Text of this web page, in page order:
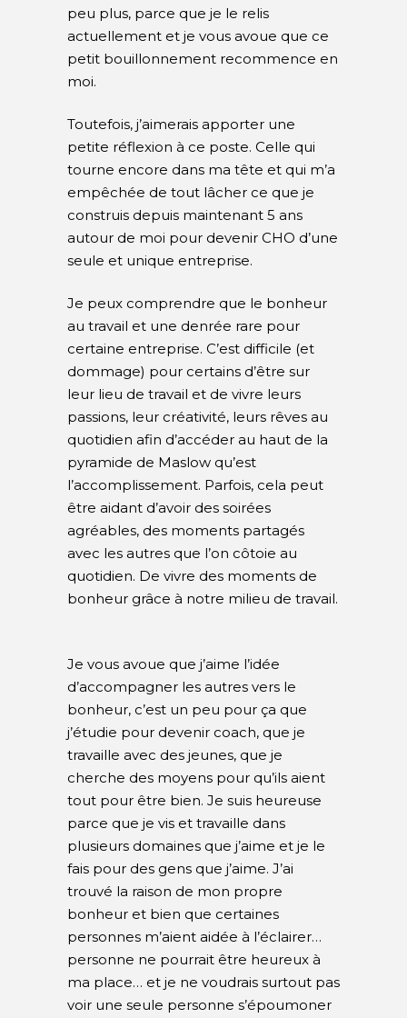
peu plus, parce que je le relis
actuellement et je vous avoue que ce
petit bouillonnement recommence en
moi.
Toutefois, j’aimerais apporter une
petite réflexion à ce poste. Celle qui
tourne encore dans ma tête et qui m’a
empêchée de tout lâcher ce que je
construis depuis maintenant 5 ans
autour de moi pour devenir CHO d’une
seule et unique entreprise.
Je peux comprendre que le bonheur
au travail et une denrée rare pour
certaine entreprise. C’est difficile (et
dommage) pour certains d’être sur
leur lieu de travail et de vivre leurs
passions, leur créativité, leurs rêves au
quotidien afin d’accéder au haut de la
pyramide de Maslow qu’est
l’accomplissement. Parfois, cela peut
être aidant d’avoir des soirées
agréables, des moments partagés
avec les autres que l’on côtoie au
quotidien. De vivre des moments de
bonheur grâce à notre milieu de travail.
Je vous avoue que j’aime l’idée
d’accompagner les autres vers le
bonheur, c’est un peu pour ça que
j’étudie pour devenir coach, que je
travaille avec des jeunes, que je
cherche des moyens pour qu’ils aient
tout pour être bien. Je suis heureuse
parce que je vis et travaille dans
plusieurs domaines que j’aime et je le
fais pour des gens que j’aime. J’ai
trouvé la raison de mon propre
bonheur et bien que certaines
personnes m’aient aidée à l’éclairer…
personne ne pourrait être heureux à
ma place… et je ne voudrais surtout pas
voir une seule personne s’époumoner